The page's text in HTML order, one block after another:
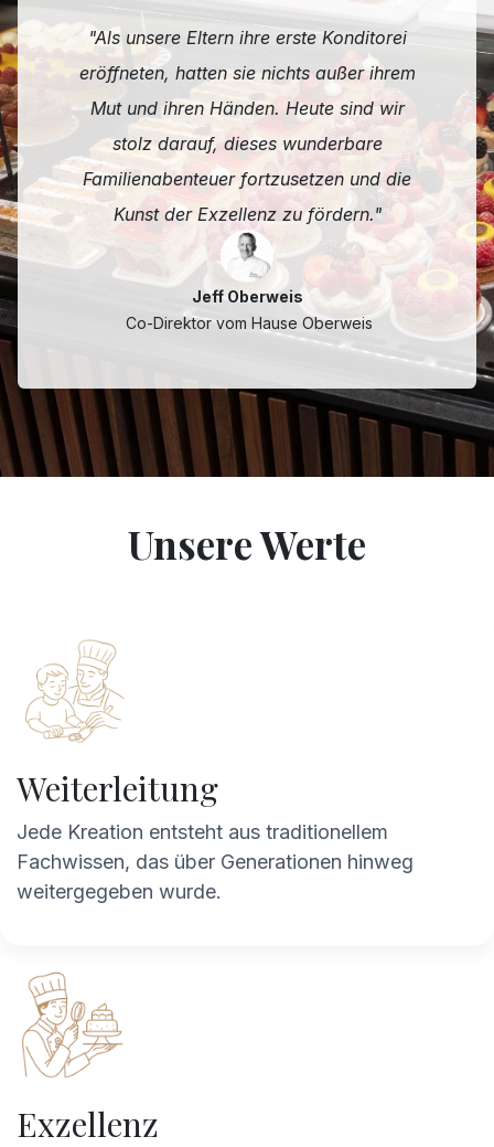
"Als unsere Eltern ihre erste Konditorei
eröffneten, hatten sie nichts außer ihrem
Mut und ihren Händen. Heute sind wir
stolz darauf, dieses wunderbare
Familienabenteuer fortzusetzen und die
Kunst der Exzellenz zu fördern."
Jeff Oberweis
Co-Direktor vom Hause Oberweis
Unsere Werte
Weiterleitung
Jede Kreation entsteht aus traditionellem
Fachwissen, das über Generationen hinweg
weitergegeben wurde.
Exzellenz